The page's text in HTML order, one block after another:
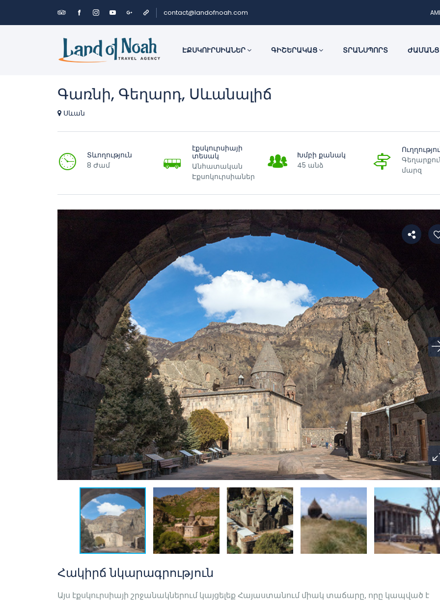
contact@landofnoah.com
ԷՔՍԿՈՒՐՍԻԱՆԵՐ ԳԻՇԵՐԱԿԱՑ ՏՐԱՆՍՊՈՐՏ ԺԱՄԱՆՑ
Գառնի, Գեղարդ, Սևանալիճ
Սևան
Տևողություն
8 Ժամ
էքսկուրսիայի
տեսակ
Անհատական
Էքսոկուրսիաներ
Խմբի քանակ
45 անձ
մարզ
Հակիրճ նկարագրություն
Այս էքսկուրսիայի շրջանակներում կայցելեք Հայաստանում միակ տաճարը, որը կապված է